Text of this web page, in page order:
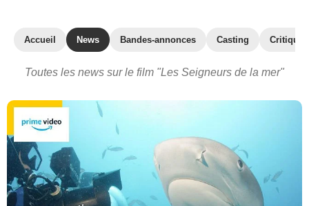
Accueil News Bandes-annonces Casting
Toutes les news sur le film "Les Seigneurs de la mer"